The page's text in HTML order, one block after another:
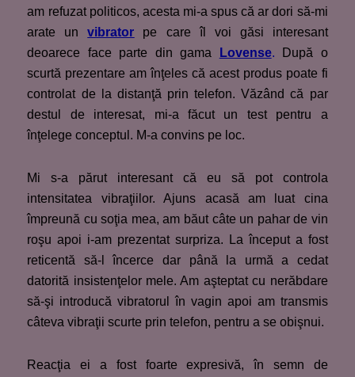
am refuzat politicos, acesta mi-a spus că ar dori să-mi
arate unvibrator pe care îl voi găsi interesant
deoarece face parte din gama
Lovense. După o
scurtă prezentare am înţeles că acest produs poate fi
controlat de la distanţă prin telefon. Văzând că par
destul de interesat, mi-a făcut un test pentru a
înţelege conceptul. M-a convins pe loc.
Mi s-a părut interesant că eu să pot controla
intensitatea vibraţiilor. Ajuns acasă am luat cina
împreună cu soţia mea, am băut câte un pahar de vin
roşu apoi i-am prezentat surpriza. La început a fost
reticentă să-l încerce dar până la urmă a cedat
datorită insistenţelor mele. Am aşteptat cu nerăbdare
să-şi introducă vibratorul în vagin apoi am transmis
câteva vibraţii scurte prin telefon, pentru a se obişnui.
Reacţia ei a fost foarte expresivă, în semn de